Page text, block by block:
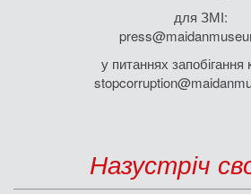
для ЗМІ:
у питаннях запобігання
Назустріч